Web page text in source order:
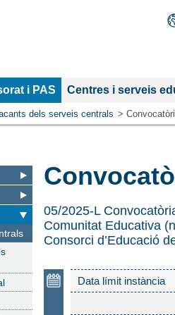
i PAS Centres i serveis
dels serveis centrals
05/2025-L
Comunitat Educativa
Consorci d’Educació
Data límit instància